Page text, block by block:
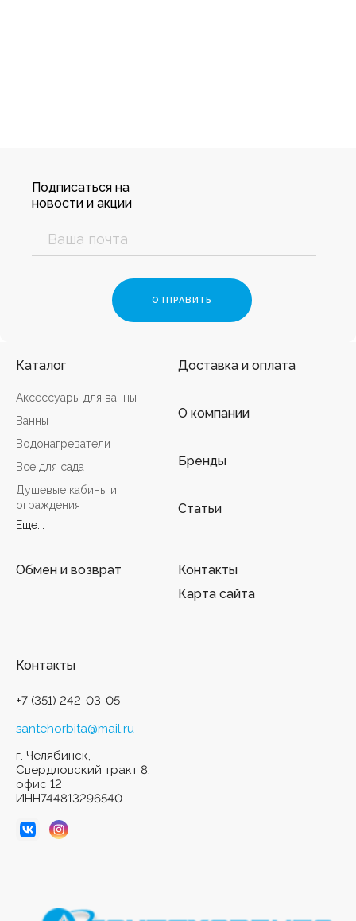
Подписаться на
новости и акции
Каталог
Аксессуары для ванны
Ванны
Водонагреватели
Все для сада
Душевые кабины и
ограждения
Еще...
Доставка и оплата
О компании
Бренды
Статьи
Обмен и возврат
Контакты
Карта сайта
Контакты
+7 (351) 242-03-05
santehorbita@mail.ru
г. Челябинск,
Свердловский тракт 8,
офис 12
ИНН744813296540